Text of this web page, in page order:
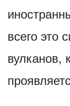
всего это
вулканов,